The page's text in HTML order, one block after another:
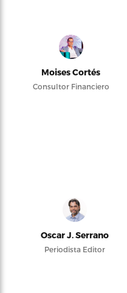
Moises Cortés
Consultor Financiero
Oscar J. Serrano
Periodista Editor